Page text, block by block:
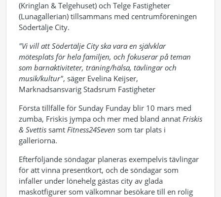
(Kringlan & Telgehuset) och Telge Fastigheter
(Lunagallerian) tillsammans med centrumföreningen
Södertälje City.
"Vi vill att Södertälje City ska vara en självklar
mötesplats för hela familjen, och fokuserar på teman
som barnaktiviteter, träning/hälsa, tävlingar och
musik/kultur", säger Evelina Keijser,
Marknadsansvarig Stadsrum Fastigheter
Första tillfälle för Sunday Funday blir 10 mars med
zumba, Friskis jympa och mer med bland annat Friskis
& Svettis samt Fitness24Seven som tar plats i
galleriorna.
Efterföljande söndagar planeras exempelvis tävlingar
för att vinna presentkort, och de söndagar som
infaller under lönehelg gästas city av glada
maskotfigurer som välkomnar besökare till en rolig